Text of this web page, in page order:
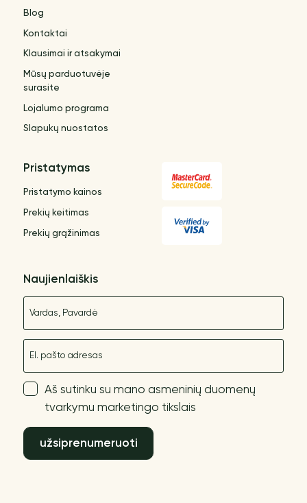
Blog
Kontaktai
Klausimai ir atsakymai
Mūsų parduotuvėje
surasite
Lojalumo programa
Slapukų nuostatos
Pristatymas
Pristatymo kainos
Prekių keitimas
Prekių grąžinimas
Naujienlaiškis
Aš sutinku su mano asmeninių duomenų
tvarkymu marketingo tikslais
užsiprenumeruoti